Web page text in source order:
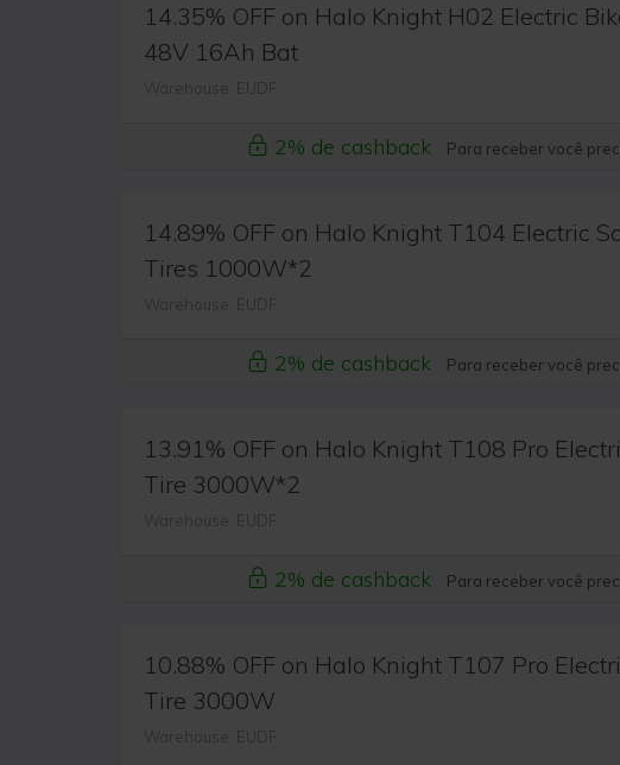
14.35% OFF on Halo Knight H02 Electric
48V 16Ah Bat
Warehouse: EUDF
2% de cashback Para receber você
14.89% OFF on Halo Knight T104 Electric
Tires 1000W*2
Warehouse: EUDF
2% de cashback Para receber você
13.91% OFF on Halo Knight T108 Pro
Tire 3000W*2
Warehouse: EUDF
2% de cashback Para receber você
10.88% OFF on Halo Knight T107 Pro
Tire 3000W
Warehouse: EUDF